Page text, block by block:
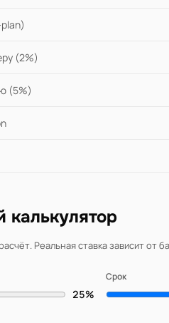
(2%)
(5%)
калькулятор
Реальная ставка зависит от
25%
Срок